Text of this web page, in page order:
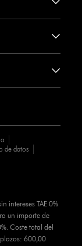
de datos
intereses TAE 0%
un importe de
Coste total del
600,00